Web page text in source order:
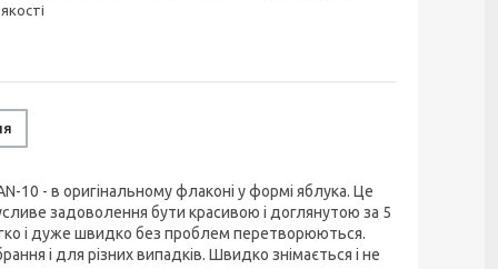
AN-10 - в оригінальному флаконі у формі яблука. Це
задоволення бути красивою і доглянутою за 5
і дуже швидко без проблем перетворюються.
і для різних випадків. Швидко знімається і не